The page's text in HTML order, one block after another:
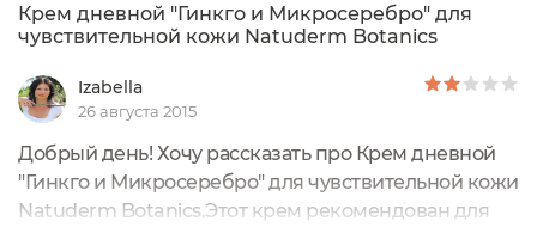
Крем дневной "Гинкго и Микросеребро" для
чувствительной кожи Natuderm Botanics
Izabella
26 августа 2015
Добрый день! Хочу рассказать про Крем дневной
"Гинкго и Микросеребро" для чувствительной кожи
Natuderm Botanics.Этот крем рекомендован для